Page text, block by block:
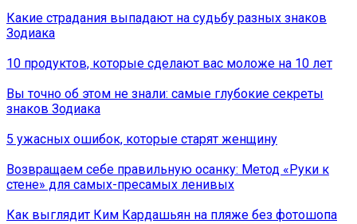
Какие страдания выпадают на судьбу разных знаков
Зодиака
10 продуктов, которые сделают вас моложе на 10 лет
Вы точно об этом не знали: самые глубокие секреты
знаков Зодиака
5 ужacных ошибок, которые старят женщину
Возвращаем себе правильную осанку: Метод «Руки к
стене» для самых-пресамых ленивых
Как выглядит Ким Кардашьян на пляже без фотошопа